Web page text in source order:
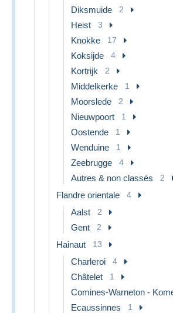
Diksmuide 2
Heist 3
Knokke 17
Koksijde 4
Kortrijk 2
Middelkerke 1
Moorslede 2
Nieuwpoort 1
Oostende 1
Wenduine 1
Zeebrugge 4
Autres & non classés 2
Flandre orientale 4
Aalst 2
Gent 2
Hainaut 13
Charleroi 4
Châtelet 1
Ecaussinnes 1